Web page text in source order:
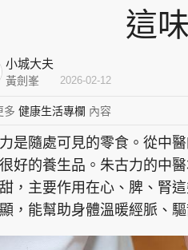
話
時
財經
玩通
區
樂
會
東周
這
小城大夫
黃劍峯 2026-02-12
多 健康生活專欄 內容
是隨處可見的零食。從中
好的養生品。朱古力的中
，主要作用在心、脾、腎
，能幫助身體溫暖經脈、